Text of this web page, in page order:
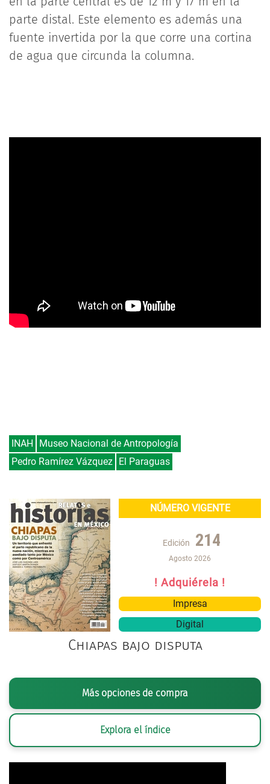
parte distal. Este elemento es además una
fuente invertida por la que corre una cortina
de agua que circunda la columna.
INAH
Museo Nacional de Antropología
Pedro Ramírez Vázquez El Paraguas
NÚMERO VIGENTE
Edición 214
Agosto 2026
! Adquiérela !
Impresa
Digital
Chiapas bajo disputa
Más opciones de compra
Explora el índice